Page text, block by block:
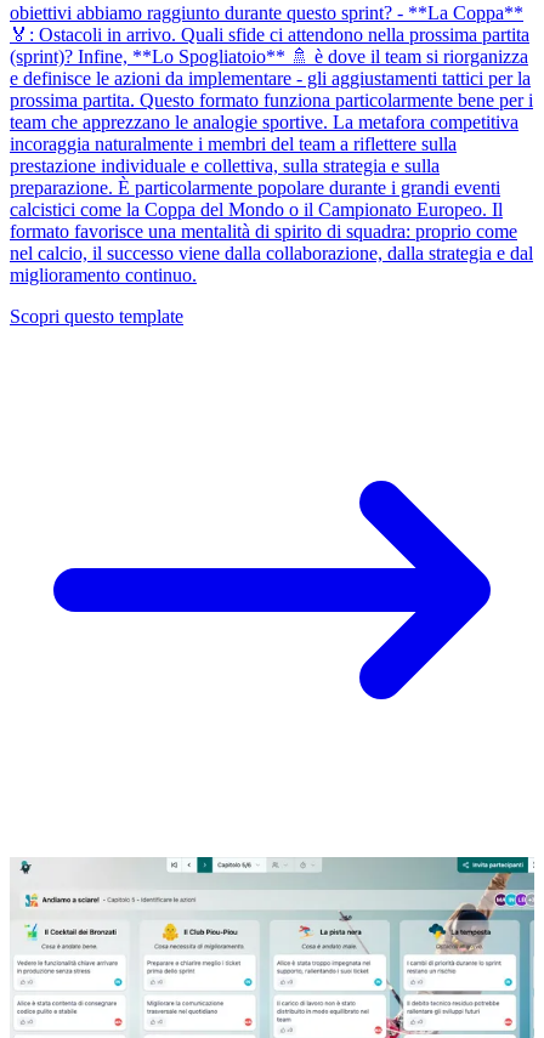
obiettivi abbiamo raggiunto durante questo sprint? - **La Coppa**
🏅: Ostacoli in arrivo. Quali sfide ci attendono nella prossima partita
(sprint)? Infine, **Lo Spogliatoio** 🚿 è dove il team si riorganizza
e definisce le azioni da implementare - gli aggiustamenti tattici per la
prossima partita. Questo formato funziona particolarmente bene per i
team che apprezzano le analogie sportive. La metafora competitiva
incoraggia naturalmente i membri del team a riflettere sulla
prestazione individuale e collettiva, sulla strategia e sulla
preparazione. È particolarmente popolare durante i grandi eventi
calcistici come la Coppa del Mondo o il Campionato Europeo. Il
formato favorisce una mentalità di spirito di squadra: proprio come
nel calcio, il successo viene dalla collaborazione, dalla strategia e dal
miglioramento continuo.
Scopri questo template